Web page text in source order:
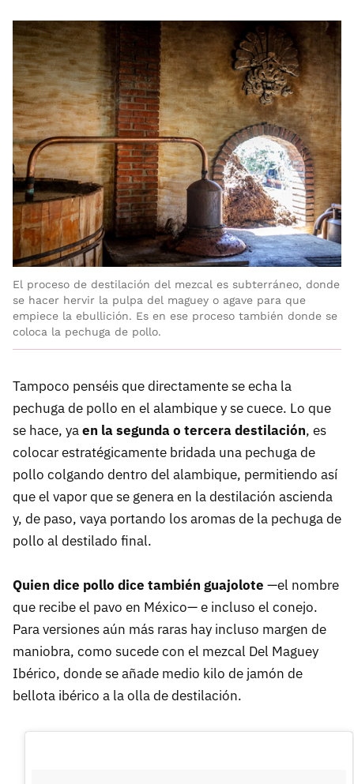
El proceso de destilación del mezcal es subterráneo, donde
se hacer hervir la pulpa del maguey o agave para que
empiece la ebullición. Es en ese proceso también donde se
coloca la pechuga de pollo.
Tampoco penséis que directamente se echa la
pechuga de pollo en el alambique y se cuece. Lo que
se hace, yaen la segunda o tercera destilación, es
colocar estratégicamente bridada una pechuga de
pollo colgando dentro del alambique, permitiendo así
que el vapor que se genera en la destilación ascienda
y, de paso, vaya portando los aromas de la pechuga de
pollo al destilado final.
Quien dice pollo dice también guajolote —el nombre
que recibe el pavo en México— e incluso el conejo.
Para versiones aún más raras hay incluso margen de
maniobra, como sucede con el mezcal Del Maguey
Ibérico, donde se añade medio kilo de jamón de
bellota ibérico a la olla de destilación.